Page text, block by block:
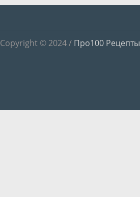
Copyright © 2024 / Про100 Рецепты